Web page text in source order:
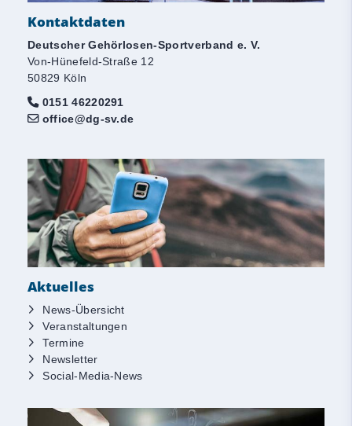
Kontaktdaten
Deutscher Gehörlosen-Sportverband e. V.
Von-Hünefeld-Straße 12
50829 Köln
0151 46220291
office@dg-sv.de
Aktuelles
News-Übersicht
Veranstaltungen
Termine
Newsletter
Social-Media-News